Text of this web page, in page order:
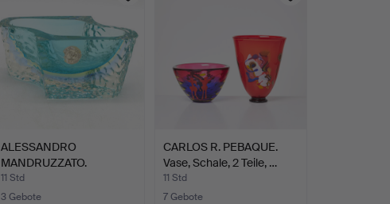
ALESSANDRO
MANDRUZZATO.
MURANO
DESIGNERSCH…
11 Std
3 Gebote
CARLOS R. PEBAQUE.
Vase, Schale, 2 Teile, …
11 Std
7 Gebote